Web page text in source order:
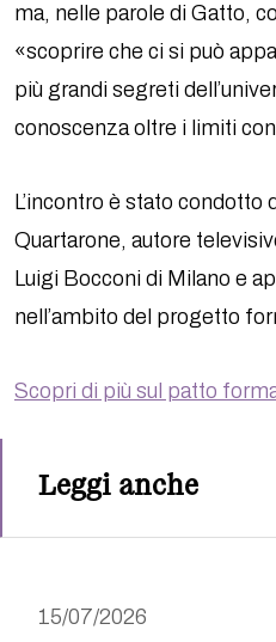
ma, nelle parole di Gatto,
«scoprire che ci si può
più grandi segreti
conoscenza oltre i limiti
L’incontro è stato
Quartarone, autore
Luigi Bocconi di Milano e
nell’ambito del progetto
Scopri di più sul patto
Leggi anche
15/07/2026